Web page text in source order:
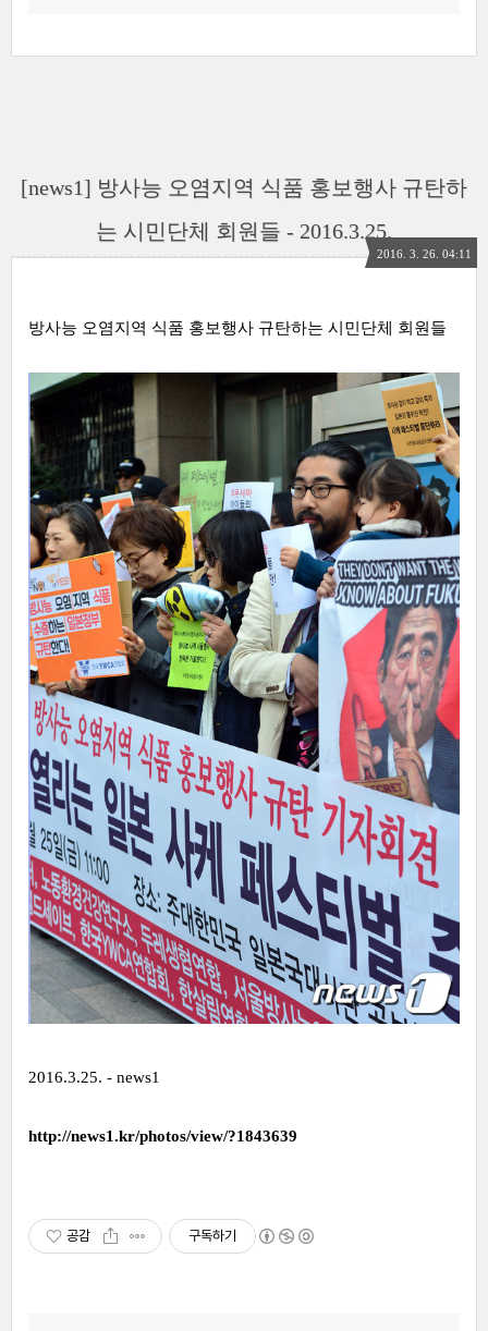
[news1] 방사능 오염지역 식품 홍보행사 규탄하
는 시민단체 회원들 - 2016.3.25.
2016. 3. 26. 04:11
방사능 오염지역 식품 홍보행사 규탄하는 시민단체 회원들
2016.3.25. - news1
http://news1.kr/photos/view/?1843639
공감 구독하기